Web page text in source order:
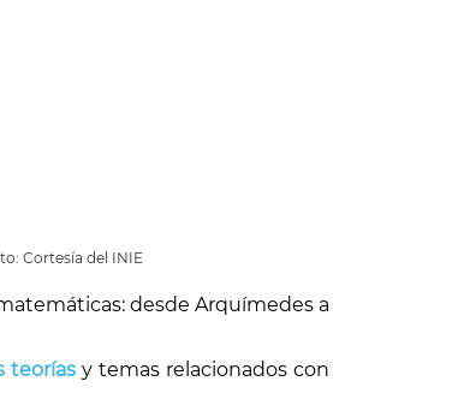
Cortesía del INIE
desde Arquímedes a
teorías y temas relacionados con